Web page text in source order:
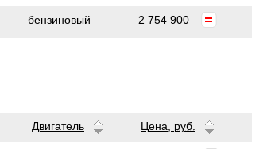
бензиновый 2 754 900
Двигатель Цена, руб.